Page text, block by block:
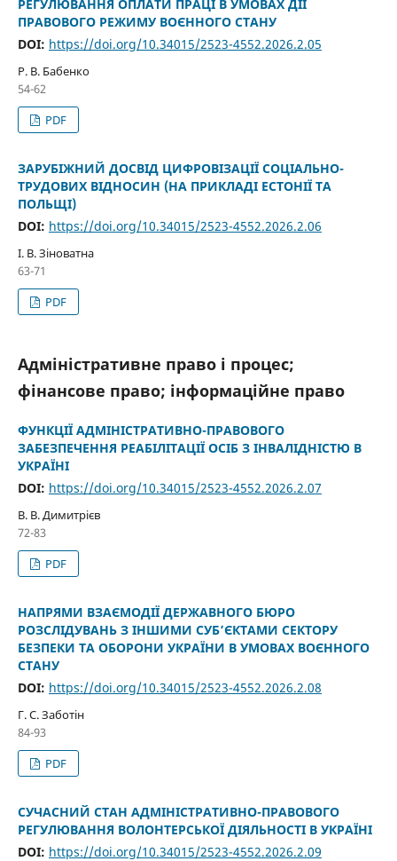
РЕГУЛЮВАННЯ ОПЛАТИ ПРАЦІ В УМОВАХ ДІЇ
ПРАВОВОГО РЕЖИМУ ВОЄННОГО СТАНУ
DOI: https://doi.org/10.34015/2523-4552.2026.2.05
Р. В. Бабенко
54-62
PDF
ЗАРУБІЖНИЙ ДОСВІД ЦИФРОВІЗАЦІЇ СОЦІАЛЬНО-
ТРУДОВИХ ВІДНОСИН (НА ПРИКЛАДІ ЕСТОНІЇ ТА
ПОЛЬЩІ)
DOI: https://doi.org/10.34015/2523-4552.2026.2.06
І. В. Зіноватна
63-71
PDF
Адміністративне право і процес;
фінансове право; інформаційне право
ФУНКЦІЇ АДМІНІСТРАТИВНО-ПРАВОВОГО
ЗАБЕЗПЕЧЕННЯ РЕАБІЛІТАЦІЇ ОСІБ З ІНВАЛІДНІСТЮ В
УКРАЇНІ
DOI: https://doi.org/10.34015/2523-4552.2026.2.07
В. В. Димитрієв
72-83
PDF
НАПРЯМИ ВЗАЄМОДІЇ ДЕРЖАВНОГО БЮРО
РОЗСЛІДУВАНЬ З ІНШИМИ СУБ’ЄКТАМИ СЕКТОРУ
БЕЗПЕКИ ТА ОБОРОНИ УКРАЇНИ В УМОВАХ ВОЄННОГО
СТАНУ
DOI: https://doi.org/10.34015/2523-4552.2026.2.08
Г. С. Заботін
84-93
PDF
СУЧАСНИЙ СТАН АДМІНІСТРАТИВНО-ПРАВОВОГО
РЕГУЛЮВАННЯ ВОЛОНТЕРСЬКОЇ ДІЯЛЬНОСТІ В УКРАЇНІ
DOI: https://doi.org/10.34015/2523-4552.2026.2.09